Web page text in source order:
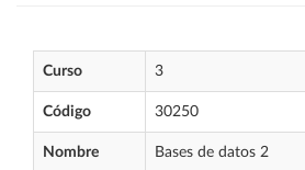
Curso 3
Código 30250
Nombre Bases de datos 2